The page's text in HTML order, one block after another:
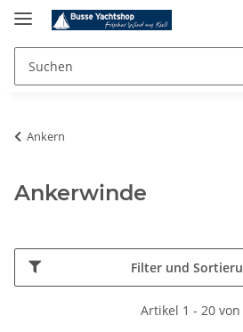
Ankern
Ankerwinde
Filter und
Artikel 1 - 20 von